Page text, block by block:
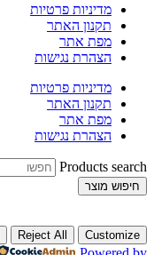
מדיניות פרטיות
תקנון האתר
מפת אתר
הצהרת נגישות
מדיניות פרטיות
תקנון האתר
מפת אתר
הצהרת נגישות
Products search
חיפוש מוצר
Customize
Reject All